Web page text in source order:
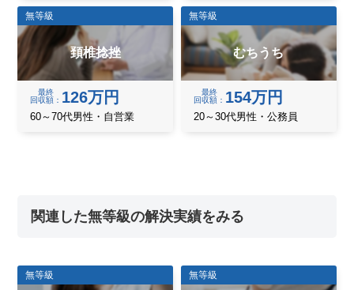
無等級
頚椎捻挫
最終
回収額
126万円
60～70代男性・自営業
無等級
むちうち
最終
回収額
154万円
20～30代男性・公務員
関連した無等級の解決実績をみる
無等級 無等級